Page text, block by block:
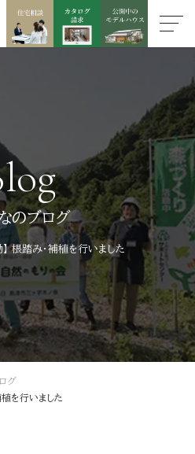
のブログ
】 根踏み・補植を行いました
グ
植を行いました